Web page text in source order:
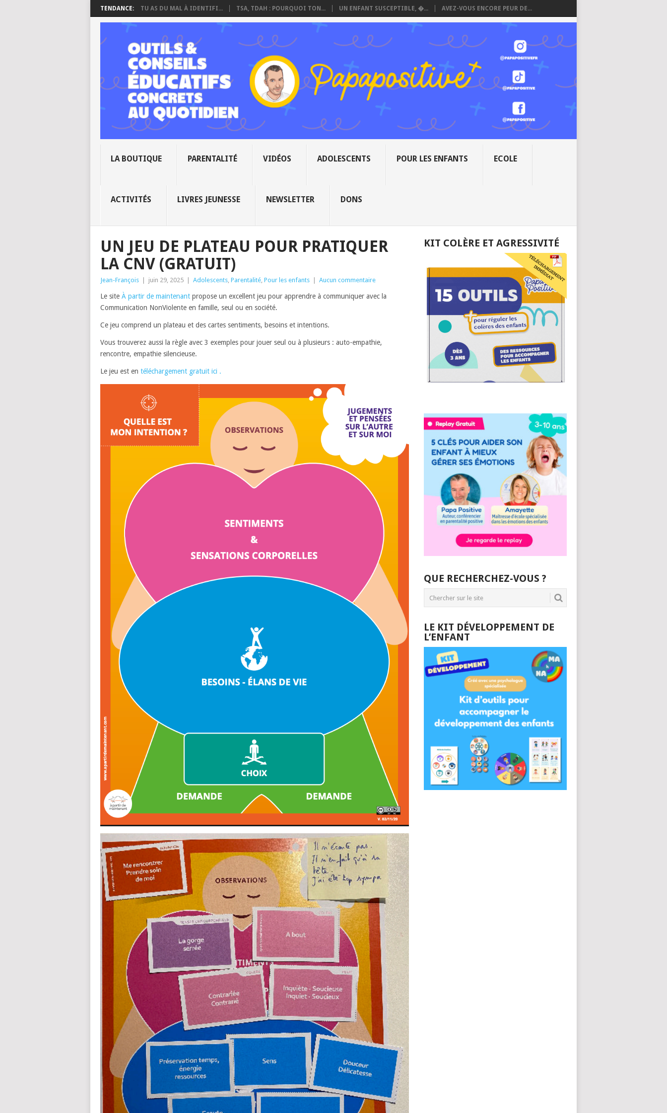
TENDANCE: TU AS DU MAL À IDENTIFI... TSA, TDAH : POURQUOI TON... UN ENFANT SUSCEPTIBLE, �... AVEZ-VOUS ENCORE PEUR DE...
LA BOUTIQUE PARENTALITÉ VIDÉOS ADOLESCENTS POUR LES ENFANTS ECOLE
ACTIVITÉS LIVRES JEUNESSE NEWSLETTER DONS
UN JEU DE PLATEAU POUR PRATIQUER
LA CNV (GRATUIT)
Jean-François juin 29, 2025 Adolescents Parentalité Pour les enfants Aucun commentaire
Le site À partir de maintenant propose un excellent jeu pour apprendre à communiquer avec la
Communication NonViolente en famille, seul ou en société.
Ce jeu comprend un plateau et des cartes sentiments, besoins et intentions.
Vous trouverez aussi la règle avec 3 exemples pour jouer seul ou à plusieurs : auto-empathie,
rencontre, empathie silencieuse.
Le jeu est en téléchargement gratuit ici .
KIT COLÈRE ET AGRESSIVITÉ
QUE RECHERCHEZ-VOUS ?
LE KIT DÉVELOPPEMENT DE
L’ENFANT